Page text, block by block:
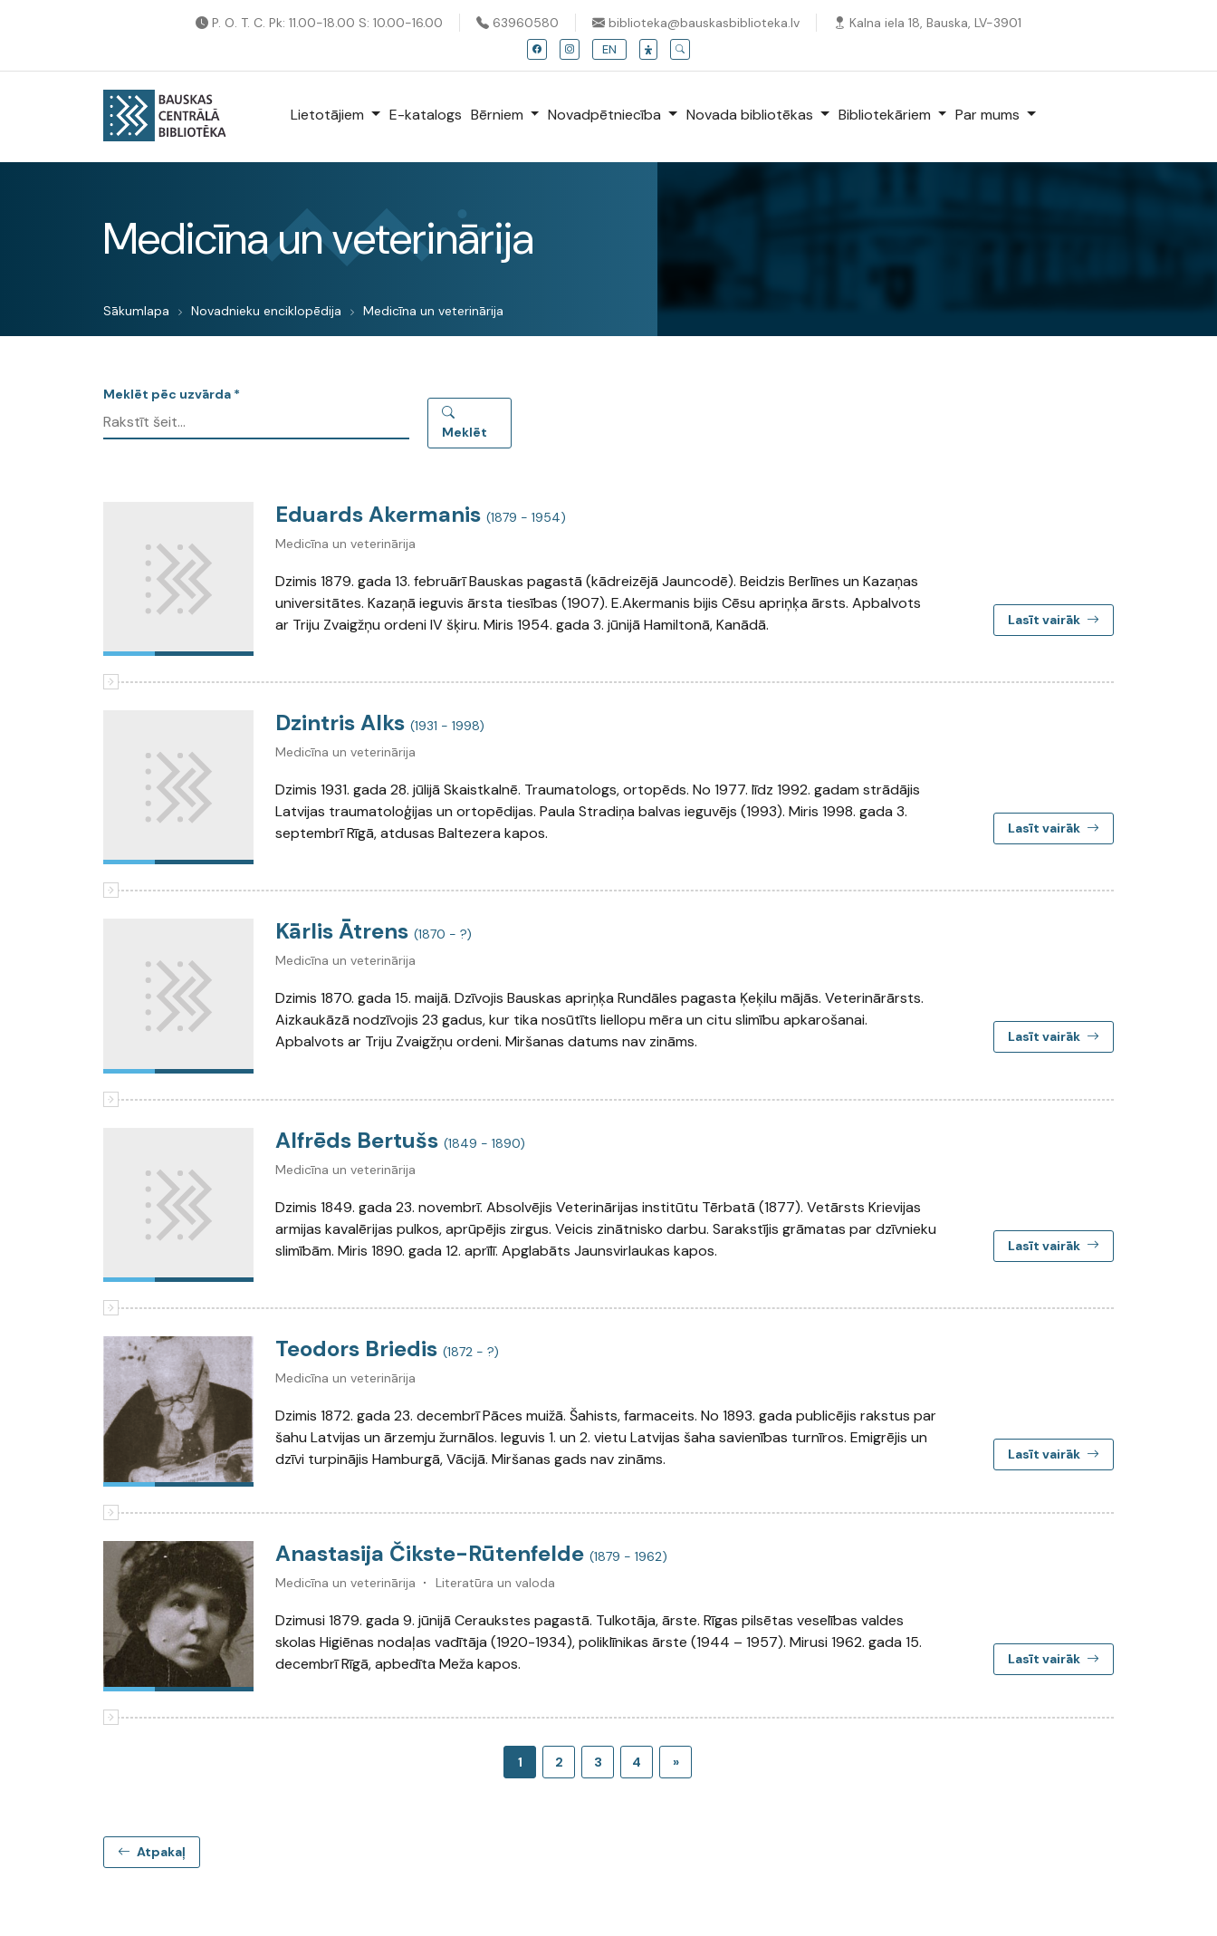
P. O. T. C. Pk: 11.00-18.00 S: 10.00-16.00 63960580 biblioteka@bauskasbiblioteka.lv Kalna iela 18, Bauska, LV-3901
EN
Lietotājiem E-katalogs Bērniem Novadpētniecība Novada bibliotēkas Bibliotekāriem Par mums
Medicīna un veterinārija
Sākumlapa Novadnieku enciklopēdija Medicīna un veterinārija
Meklēt pēc uzvārda *
Meklēt
Eduards Akermanis (1879 - 1954)
Medicīna un veterinārija
Dzimis 1879. gada 13. februārī Bauskas pagastā (kādreizējā Jauncodē). Beidzis Berlīnes un Kazaņas
universitātes. Kazaņā ieguvis ārsta tiesības (1907). E.Akermanis bijis Cēsu apriņķa ārsts. Apbalvots
ar Triju Zvaigžņu ordeni IV šķiru. Miris 1954. gada 3. jūnijā Hamiltonā, Kanādā.
Lasīt vairāk
Dzintris Alks (1931 - 1998)
Medicīna un veterinārija
Dzimis 1931. gada 28. jūlijā Skaistkalnē. Traumatologs, ortopēds. No 1977. līdz 1992. gadam strādājis
Latvijas traumatoloģijas un ortopēdijas. Paula Stradiņa balvas ieguvējs (1993). Miris 1998. gada 3.
septembrī Rīgā, atdusas Baltezera kapos.
Lasīt vairāk
Kārlis Ātrens (1870 - ?)
Medicīna un veterinārija
Dzimis 1870. gada 15. maijā. Dzīvojis Bauskas apriņķa Rundāles pagasta Ķeķilu mājās. Veterinārārsts.
Aizkaukāzā nodzīvojis 23 gadus, kur tika nosūtīts liellopu mēra un citu slimību apkarošanai.
Apbalvots ar Triju Zvaigžņu ordeni. Miršanas datums nav zināms.
Lasīt vairāk
Alfrēds Bertušs (1849 - 1890)
Medicīna un veterinārija
Dzimis 1849. gada 23. novembrī. Absolvējis Veterinārijas institūtu Tērbatā (1877). Vetārsts Krievijas
armijas kavalērijas pulkos, aprūpējis zirgus. Veicis zinātnisko darbu. Sarakstījis grāmatas par dzīvnieku
slimībām. Miris 1890. gada 12. aprīlī. Apglabāts Jaunsvirlaukas kapos.
Lasīt vairāk
Teodors Briedis (1872 - ?)
Medicīna un veterinārija
Dzimis 1872. gada 23. decembrī Pāces muižā. Šahists, farmaceits. No 1893. gada publicējis rakstus par
šahu Latvijas un ārzemju žurnālos. Ieguvis 1. un 2. vietu Latvijas šaha savienības turnīros. Emigrējis un
dzīvi turpinājis Hamburgā, Vācijā. Miršanas gads nav zināms.
Lasīt vairāk
Anastasija Čikste-Rūtenfelde (1879 - 1962)
Medicīna un veterinārija
Literatūra un valoda
Dzimusi 1879. gada 9. jūnijā Ceraukstes pagastā. Tulkotāja, ārste. Rīgas pilsētas veselības valdes
skolas Higiēnas nodaļas vadītāja (1920-1934), poliklīnikas ārste (1944 – 1957). Mirusi 1962. gada 15.
decembrī Rīgā, apbedīta Meža kapos.
Lasīt vairāk
1 2 3 4 »
Atpakaļ